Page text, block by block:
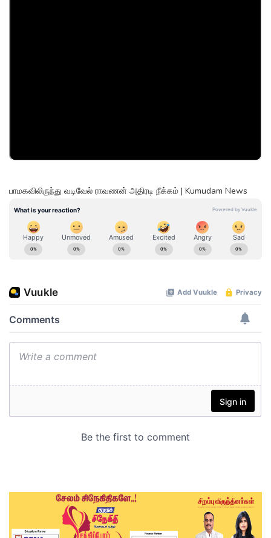
பாமகவிலிருந்து வடிவேல் ராவணன் அதிரடி நீக்கம் | Kumudam News